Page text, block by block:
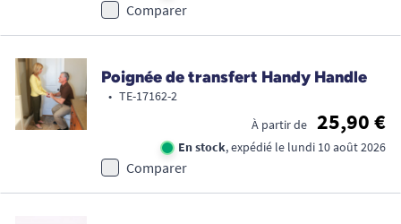
Comparer
Poignée de transfert Handy Handle
• TE-17162-2
À partir de
25,90 €
En stock, expédié le lundi 10 août 2026
Comparer